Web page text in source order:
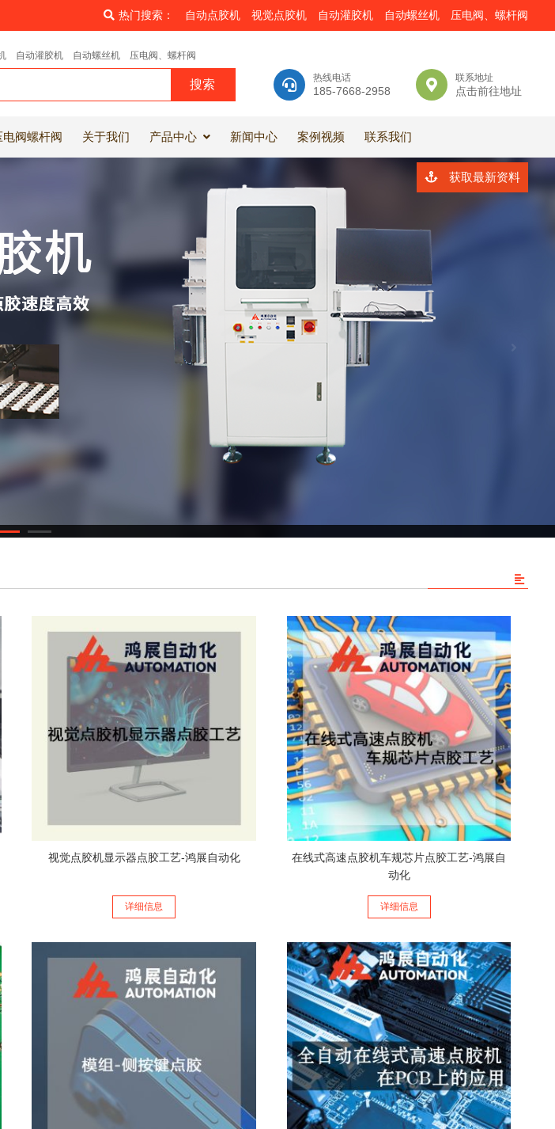
热门搜索： 自动点胶机 视觉点胶机 自动灌胶机 自动螺丝机 压电阀、螺杆阀
热线电话
185-7668-2958
联系地址
点击前往地址
自动灌胶机 自动螺丝机 压电阀、螺杆阀
电阀螺杆阀 关于我们 产品中心 新闻中心 案例视频 联系我们
获取最新资料
视觉点胶机显示器点胶工艺-鸿展自动化
详细信息
在线式高速点胶机车规芯片点胶工艺-鸿展自
动化
详细信息